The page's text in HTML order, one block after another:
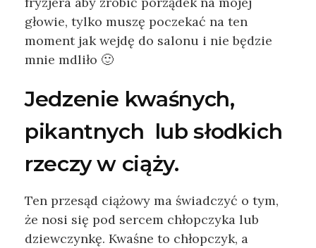
głowie, tylko muszę poczekać na ten
moment jak wejdę do salonu i nie będzie
mnie mdliło 🙂
Jedzenie kwaśnych,
pikantnych lub słodkich
rzeczy w ciąży.
Ten przesąd ciążowy ma świadczyć o tym,
że nosi się pod sercem chłopczyka lub
dziewczynkę. Kwaśne to chłopczyk, a